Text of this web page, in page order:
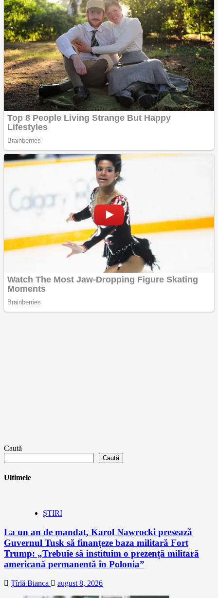
Caută
Caută
Ultimele
ȘTIRI
La un an de mandat, Karol Nawrocki presează
Guvernul Tusk să finanțeze baza militară Fort
Trump: „Trebuie să instituim o prezență militară
americană permanentă în Polonia”
Țîrlă Bianca august 8, 2026